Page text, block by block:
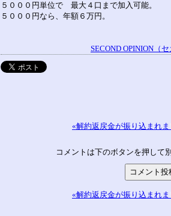
５０００円単位で 最大４口まで加入可能。
５０００円なら、年額６万円。
SECOND OPINION（
«解約返戻金が振り込まれま
コメントは下のボタンを押して
«解約返戻金が振り込まれま